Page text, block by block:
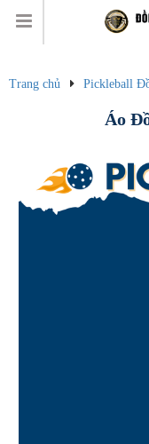
Trang chủ Pickleball
Áo